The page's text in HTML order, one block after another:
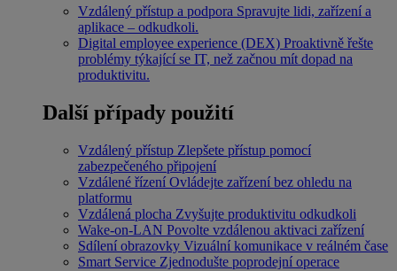
Vzdálený přístup a podpora Spravujte lidi, zařízení a
aplikace – odkudkoli.
Digital employee experience (DEX) Proaktivně řešte
problémy týkající se IT, než začnou mít dopad na
produktivitu.
Další případy použití
Vzdálený přístup Zlepšete přístup pomocí
zabezpečeného připojení
Vzdálené řízení Ovládejte zařízení bez ohledu na
platformu
Vzdálená plocha Zvyšujte produktivitu odkudkoli
Wake-on-LAN Povolte vzdálenou aktivaci zařízení
Sdílení obrazovky Vizuální komunikace v reálném čase
Smart Service Zjednodušte poprodejní operace